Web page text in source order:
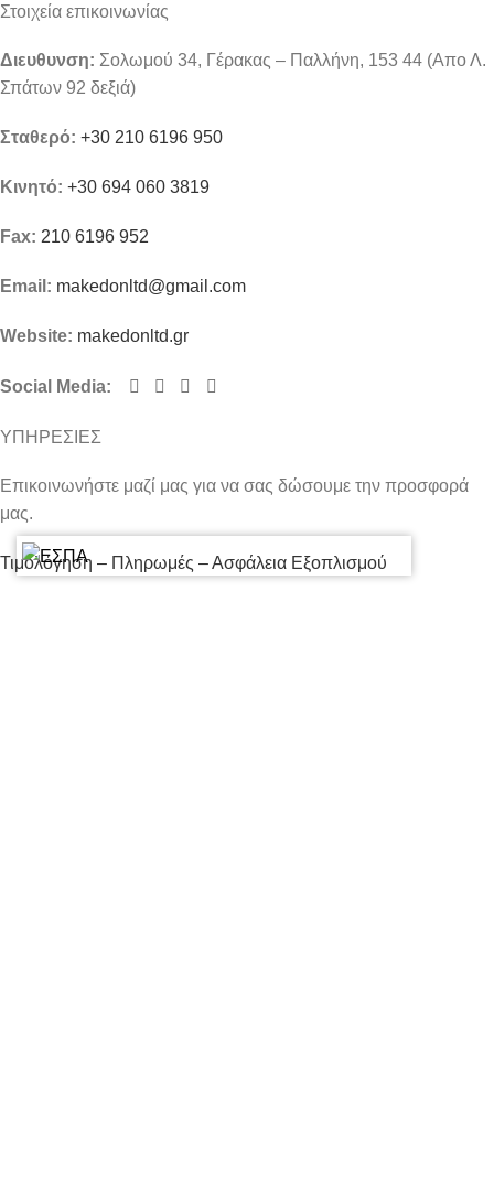
Στοιχεία επικοινωνίας
Διευθυνση: Σολωμού 34, Γέρακας – Παλλήνη, 153 44 (Απο Λ.
Σπάτων 92 δεξιά)
Σταθερό: +30 210 6196 950
Κινητό: +30 694 060 3819
Fax: 210 6196 952
Email: makedonltd@gmail.com
Website: makedonltd.gr
Social Media:
ΥΠΗΡΕΣΙΕΣ
Επικοινωνήστε μαζί μας για να σας δώσουμε την προσφορά
μας.
Τιμολόγηση – Πληρωμές – Ασφάλεια Εξοπλισμού